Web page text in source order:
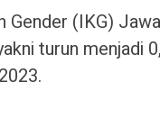
(IKG)
turun menjadi